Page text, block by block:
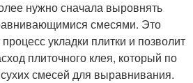
нужно сначала выровнять
смесями. Это
укладки плитки и позволит
плиточного клея, который по
смесей для выравнивания.